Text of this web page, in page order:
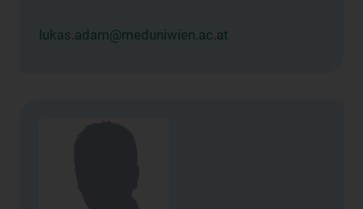
lukas.adam@meduniwien.ac.at